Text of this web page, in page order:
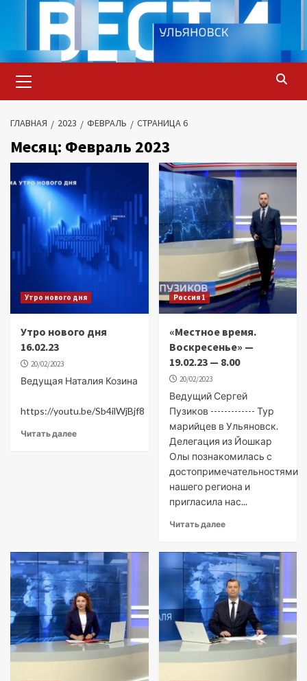
содержимому
меню
ГЛАВНАЯ 2023 ФЕВРАЛЬ СТРАНИЦА 6
Месяц: Февраль 2023
Утро нового дня
Утро нового дня
16.02.23
20/02/2023
Ведущая Наталия Козина
https://youtu.be/Sb4ilWjBjf8
Читать далее
Россия 1
«Местное время.
Воскресенье» —
19.02.23 — 8.00
20/02/2023
Ведущий Сергей
Пузиков ------------- Тур
марийцев в Ульяновск.
Делегация из Йошкар
Олы познакомилась с
достопримечательностями
нашего региона и
пригласила нас...
Читать далее